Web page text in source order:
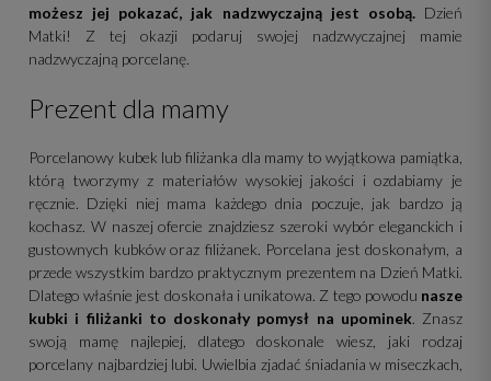
możesz jej pokazać, jak nadzwyczajną jest osobą.Dzień
Matki! Z tej okazji podaruj swojej nadzwyczajnej mamie
nadzwyczajną porcelanę.
Prezent dla mamy
Porcelanowy kubek lub filiżanka dla mamy to wyjątkowa pamiątka,
którą tworzymy z materiałów wysokiej jakości i ozdabiamy je
ręcznie. Dzięki niej mama każdego dnia poczuje, jak bardzo ją
kochasz. W naszej ofercie znajdziesz szeroki wybór eleganckich i
gustownych kubków oraz filiżanek. Porcelana jest doskonałym, a
przede wszystkim bardzo praktycznym prezentem na Dzień Matki.
Dlatego właśnie jest doskonała i unikatowa. Z tego powodu nasze
kubki i filiżanki to doskonały pomysł na upominek. Znasz
swoją mamę najlepiej, dlatego doskonale wiesz, jaki rodzaj
porcelany najbardziej lubi. Uwielbia zjadać śniadania w miseczkach,